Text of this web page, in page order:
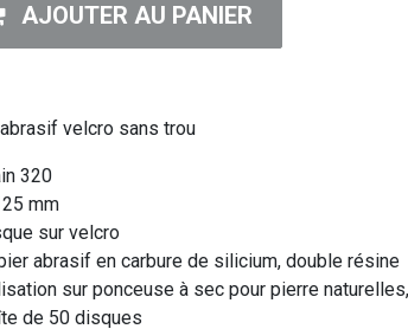
AJOUTER AU PANIER
velcro sans trou
320
mm
sur velcro
abrasif en carbure de silicium, double résine
sur ponceuse à sec pour pierre
de 50 disques